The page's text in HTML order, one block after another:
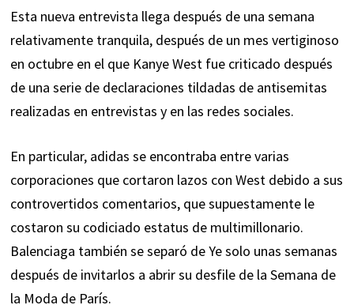
Esta nueva entrevista llega después de una semana
relativamente tranquila, después de un mes vertiginoso
en octubre en el que Kanye West fue criticado después
de una serie de declaraciones tildadas de antisemitas
realizadas en entrevistas y en las redes sociales.
En particular, adidas se encontraba entre varias
corporaciones que cortaron lazos con West debido a sus
controvertidos comentarios, que supuestamente le
costaron su codiciado estatus de multimillonario.
Balenciaga también se separó de Ye solo unas semanas
después de invitarlos a abrir su desfile de la Semana de
la Moda de París.